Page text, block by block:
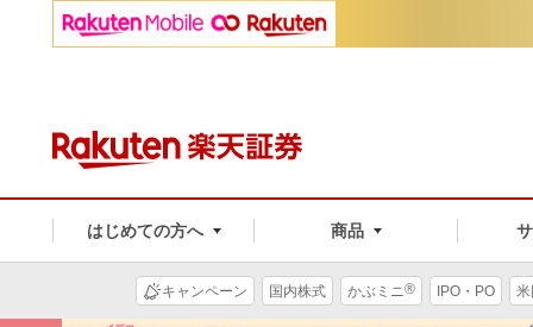
はじめての方へ 商品
キャンペーン 国内株式 かぶミニ® IPO・PO